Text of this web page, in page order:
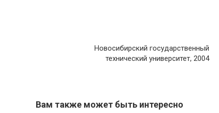
Новосибирский государственный
технический университет, 2004
Вам также может быть интересно